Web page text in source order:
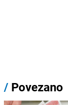
/ Povezano